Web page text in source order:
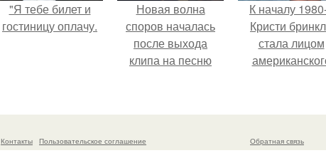
"Я тебе билет и
гостиницу оплачу.
Новая волна
споров началась
после выхода
клипа на песню
К началу
Кристи
стала лицом
Контакты Пользовательское соглашение Обратная связь